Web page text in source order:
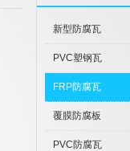
新型防腐瓦
PVC塑钢瓦
FRP防腐瓦
覆膜防腐板
PVC防腐瓦